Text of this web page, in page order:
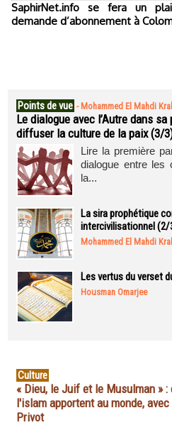
SaphirNet.info se fera un
demande d’abonnement à
Points de vue - Mohammed El Mahdi
Le dialogue avec l’Autre dans
diffuser la culture de la paix (3/
Lire la première
dialogue entre les
la...
La sira prophétique
intercivilisationnel (2/
Mohammed El Mahdi
Les vertus du verset
Housman Omarjee
Culture
« Dieu, le Juif et le Musulman »
l'islam apportent au monde,
Privot